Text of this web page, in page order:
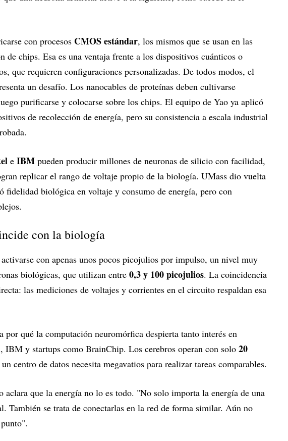
con procesos CMOS estándar, los mismos que se usan en las
de chips. Esa es una ventaja frente a los dispositivos cuánticos o
que requieren configuraciones personalizadas. De todos modos, el
un desafío. Los nanocables de proteínas deben cultivarse
purificarse y colocarse sobre los chips. El equipo de Yao ya aplicó
de recolección de energía, pero su consistencia a escala industrial
e IBM pueden producir millones de neuronas de silicio con facilidad,
replicar el rango de voltaje propio de la biología. UMass dio vuelta
fidelidad biológica en voltaje y consumo de energía, pero con
con la biología
con apenas unos pocos picojulios por impulso, un nivel muy
biológicas, que utilizan entre 0,3 y 100 picojulios. La coincidencia
las mediciones de voltajes y corrientes en el circuito respaldan esa
por qué la computación neuromórfica despierta tanto interés en
IBM y startups como BrainChip. Los cerebros operan con solo 20
centro de datos necesita megavatios para realizar tareas comparables.
aclara que la energía no lo es todo. "No solo importa la energía de una
También se trata de conectarlas en la red de forma similar. Aún no